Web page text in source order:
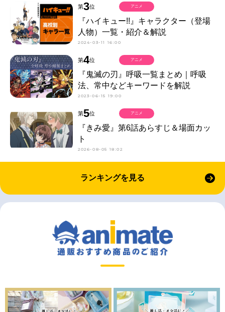
第3位
『ハイキュー!!』キャラクター（登場
人物）一覧・紹介＆解説
2024-03-11 16:00
アニメ
第4位
『鬼滅の刃』呼吸一覧まとめ｜呼吸
法、常中などキーワードを解説
2023-06-15 19:00
アニメ
第5位
『きみ愛』第6話あらすじ＆場面カッ
ト
2026-08-05 18:02
アニメ
ランキングを見る